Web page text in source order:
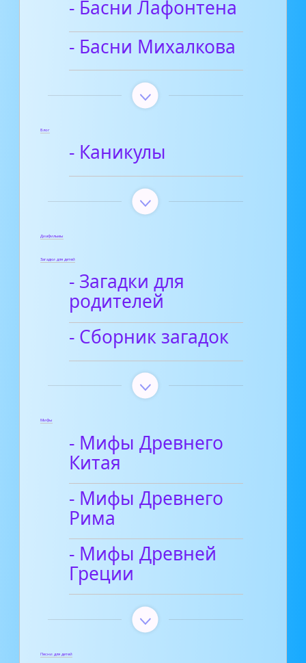
- Басни Лафонтена
- Басни Михалкова
Блог
- Каникулы
Диафильмы
Загадки для детей
- Загадки для
родителей
- Сборник загадок
Мифы
- Мифы Древнего
Китая
- Мифы Древнего
Рима
- Мифы Древней
Греции
Песни для детей